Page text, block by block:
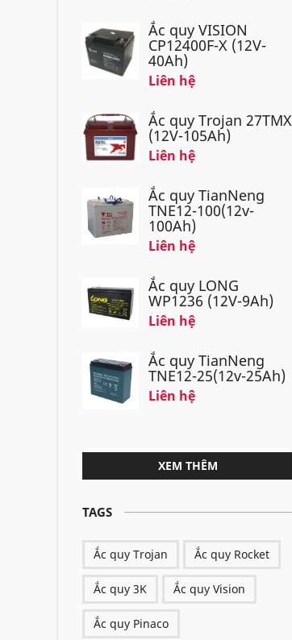
Ắc quy VISION
CP12400F-X (12V-
40Ah)
Liên hệ
Ắc quy Trojan 27TMX
(12V-105Ah)
Liên hệ
Ắc quy TianNeng
TNE12-100(12v-
100Ah)
Liên hệ
Ắc quy LONG
WP1236 (12V-9Ah)
Liên hệ
Ắc quy TianNeng
TNE12-25(12v-25Ah)
Liên hệ
XEM THÊM
TAGS
Ắc quy Trojan Ắc quy Rocket
Ắc quy 3K Ắc quy Vision
Ắc quy Pinaco